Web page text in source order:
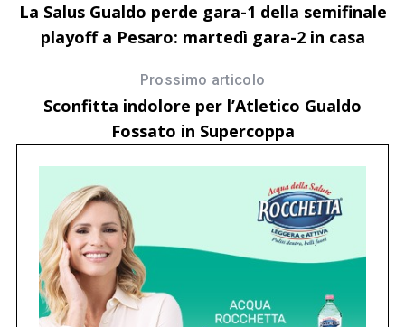
La Salus Gualdo perde gara-1 della semifinale
playoff a Pesaro: martedì gara-2 in casa
Prossimo articolo
Sconfitta indolore per l’Atletico Gualdo
Fossato in Supercoppa